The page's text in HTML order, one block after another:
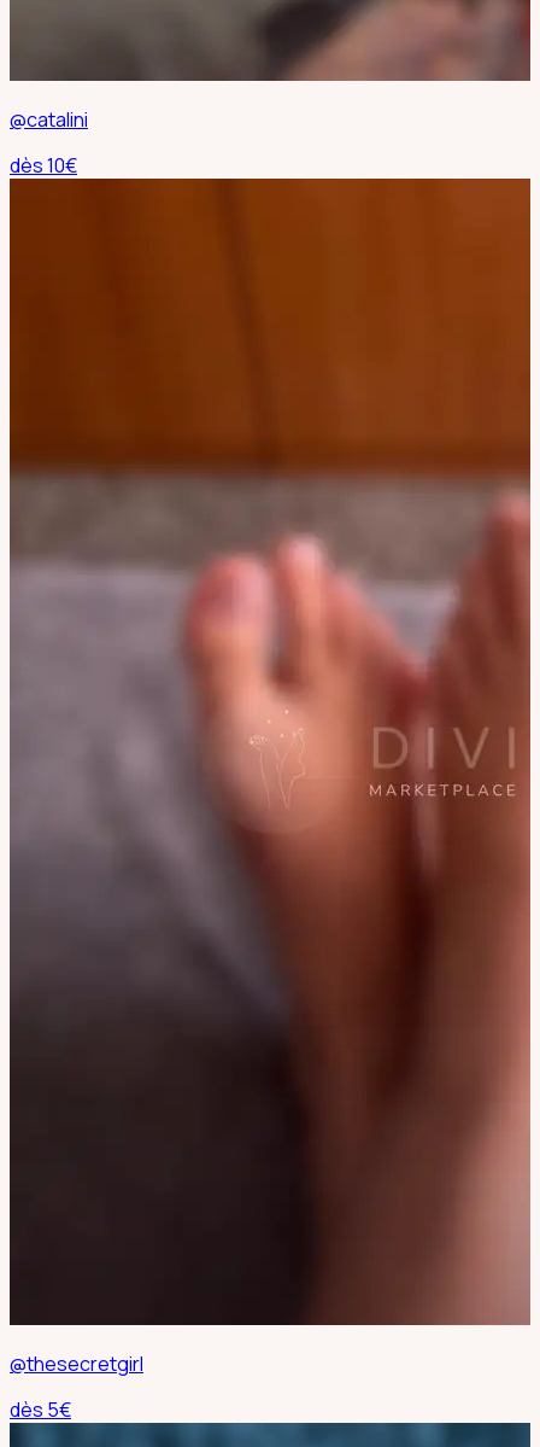
@catalini
dès10€
@thesecretgirl
dès 5€